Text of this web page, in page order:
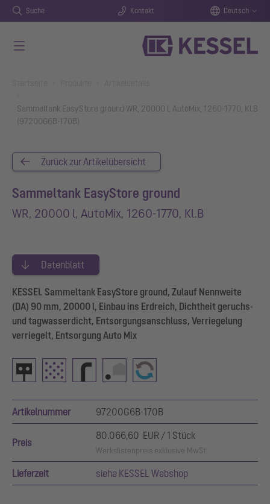
Suche Kontakt Deutsch
Sammeltank EasyStore ground WR, 20000 l, AutoMix, 1260-1770, Kl.B
(97200G6B-170B)
Zurück zur Artikelübersicht
Sammeltank EasyStore ground
WR, 20000 l, AutoMix, 1260-1770, Kl.B
Datenblatt
KESSEL Sammeltank EasyStore ground, Zulauf Nennweite
(DA) 90 mm, 20000 l, Einbau ins Erdreich, Dichtheit geruchs-
und tagwasserdicht, Entsorgungsanschluss, Verriegelung
verriegelt, Entsorgung Auto Mix
Artikelnummer 97200G6B-170B
Preis
80.066,60 EUR / 1 Stück
Werkslistenpreis exklusive MwSt.
Lieferzeit siehe KESSEL Webshop